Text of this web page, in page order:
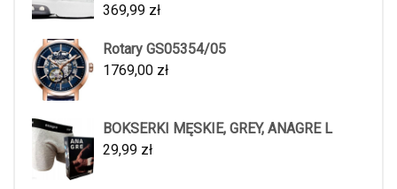
369,99 zł
Rotary GS05354/05
1769,00 zł
BOKSERKI MĘSKIE, GREY, ANAGRE L
29,99 zł